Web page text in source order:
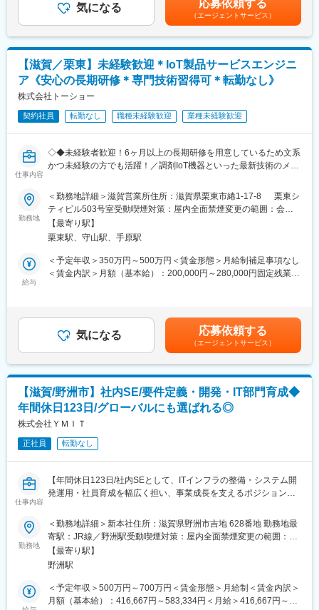
変更の範囲：会社の定める業務
やルート配送業務をやられていた方などもご活躍されています。
るIT関連の商材を自社開発して、提案するなど顧客ニーズに合わ
せて型に捉われない提案営業ができます。（介護ロボットの提案
や自社開発の業務アプリなど）
・社員に還元する会社のため、基本給のUPや業績賞与の支給も売
り上げに応じて発生します。
■入社後の流れ：
仕事に慣れるまでは先輩社員に同行し、ニーズの引き出し方や提
案方法、医療福祉業界特有の専門知識や商品知識を習得していき
ます。意欲を持って取り組めばすぐにやりがいを見つけることが
■特徴：
◎将来性あふれる福祉業界がメイン市場：人口減少・超高齢化が
進むことで今後も拡大が予想される業界への提案営業となります
◎創業130年の老舗企業であるため、既存顧客が多く、信頼関係
のもと、お客様と長いお付き合いが求められる仕事です。
ィングした場合は、価格競争になることもしばしば。しかし当社
では独自の管理システムを開発し、お客様側の在庫管理～発注ま
でを容易にし、高い付加価値を提供しています。その結果、多く
の医療機関から選ばれる存在となっています。
（2）最先端のIT技術を活用したシステム開発技術により、顧客の
利便性向上に取り組んでいます。顧客の業務負担を軽減し、本来
の業務に注力いただくことを目的とし、多くの医療機関や介護施
設から選ばれております。
変更の範囲：会社の定める業務
月給(月額)は固定手当を含めた表記です。
気になる 応募依頼する
（エージェントサービス）
【滋賀／栗東】未経験歓迎＊IoT製品サービスエンジニ
ア《安心の長期研修＊専門技術習得可＊転勤なし》
株式会社トーショー
契約社員 転勤なし 職種未経験歓迎 業種未経験歓迎
仕事内容
◇◆未経験者歓迎！6ヶ月以上の長期研修を用意しているため文系
かつ未経験の方でも活躍！／調剤IoT機器といった最新技術のメン
い方も歓迎！社会貢献性の高い仕事◆◇
【はじめに】
当ポジションはフィールドエンジニアと言われる、自社製品を購
入されたお客様先へ出向き、機械やシステムのメンテナンスを行
う技術職となります。
メンテナンススキルの市場価値は上昇の一途を辿っており、同社
【業務内容】
同社のフィールドエンジニアとして主力製品である「全自動調剤
分包機」や「リアルタイム薬品管理装置」といった調剤IoT機器の
【業務詳細】
（1）メンテナンス契約を締結していただいているお客様に定期的
に伺って機械の状態を確認調整する業務
（2）メンテナンス契約の有無に関わらず全ての機械トラブルに対
する緊急対応
（3）新しい機械を導入する際の導入設置作業
（4）メンテナンスに関する書類作成（保守契約更新、修理履歴・
機器状態報告書など）
【ポジションの魅力】
全く無い方でも立ち上りが可能となっております。
・業界トップクラスのIoT製品や医療システムに触れる事が可能で
す。また、製品知識だけでなくメンテナンススキルも習得可能な
ため市場価値向上が可能です。
登用となり、業界トップクラスシェアを誇る優良企業の正社員と
して安定就業が可能です。（登用率98%、試験ノルマなし）
勤務地
＜勤務地詳細＞滋賀営業所住所：滋賀県栗東市綣1-17-8 栗東シ
ティビル503号室受動喫煙対策：屋内全面禁煙変更の範囲：会社
の定める事業所（リモートワーク含む）
【最寄り駅】
栗東駅、守山駅、手原駅
給与
＜予定年収＞350万円～500万円＜賃金形態＞月給制補足事項なし
＜賃金内訳＞月額（基本給）：200,000円～280,000円固定残業手
＞※給与詳細は、年齢・スキルを考慮し決定します。■昇給：年1
回■賞与：年2回年収420万円／30歳 経験5年年収500万円／32歳
経験7年賃金はあくまでも目安の金額であり、選考を通じて上下す
る可能性があります。月給(月額)は固定手当を含めた表記です。
気になる 応募依頼する
（エージェントサービス）
【滋賀/野洲市】社内SE/要件定義・開発・IT部門育成◆
年間休日123日/グローバルにも選ばれる◎
株式会社ＹＭＩＴ
正社員 転勤なし
仕事内容
【年間休日123日/社内SEとして、ITインフラの整備・システム開
発運用・社員育成を幅広く担い、事業成長を支えるポジションで
■業務概要
当社の社内SEとして、全社のITシステムの構築・運用・保守、業
務効率化に資するツールやアプリケーションの開発、IT関連課題
の解決をリードしていただきます。システムの運用だけでなく、
現場の声を汲み取り、要件定義から設計・開発・導入・保守まで
一貫して担当します。さらに、若手エンジニアの育成や、IT部門
勤務地
＜勤務地詳細＞新本社住所：滋賀県野洲市吉地 628番地 勤務地最
寄駅：JR線／野洲駅受動喫煙対策：屋内全面禁煙変更の範囲：会
社の定める事業所
【最寄り駅】
野洲駅
＜予定年収＞500万円～700万円＜賃金形態＞月給制＜賃金内訳＞
月額（基本給）：416,667円～583,334円＜月給＞416,667円～